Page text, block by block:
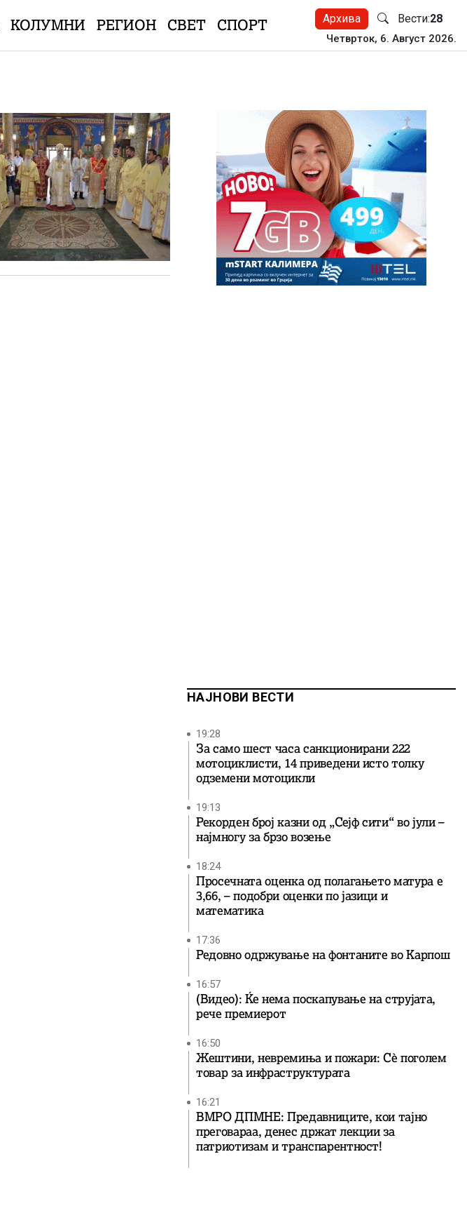
КОЛУМНИ РЕГИОН СВЕТ СПОРТ Архива Вести:28
Четврток, 6. Август 2026.
НАЈНОВИ ВЕСТИ
19:28
За само шест часа санкционирани 222
мотоциклисти, 14 приведени исто толку
одземени мотоцикли
19:13
Рекорден број казни од „Сејф сити“ во јули –
најмногу за брзо возење
18:24
Просечната оценка од полагањето матура е
3,66, – подобри оценки по јазици и
математика
17:36
Редовно одржување на фонтаните во Карпош
16:57
(Видео): Ќе нема поскапување на струјата,
рече премиерот
16:50
Жештини, невремиња и пожари: Сè поголем
товар за инфраструктурата
16:21
ВМРО ДПМНЕ: Предавниците, кои тајно
преговараа, денес држат лекции за
патриотизам и транспарентност!